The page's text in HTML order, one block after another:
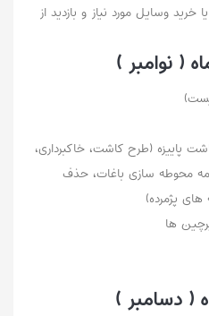
خرید وسایل مورد نیاز و بازدید از
( نوامبر )
پاییزه (طرح کاشت، خاکبرداری،
محوطه سازی باغات، حذف
پژمرده)
ها
( دسامبر )